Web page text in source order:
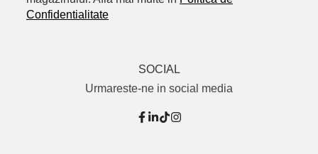
Confidentialitate
SOCIAL
Urmareste-ne in social media